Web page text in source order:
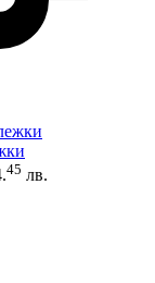
45 лв.